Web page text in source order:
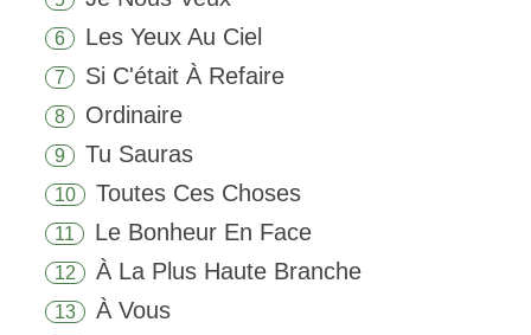
6 Les Yeux Au Ciel
7 Si C'était À Refaire
8 Ordinaire
9 Tu Sauras
10 Toutes Ces Choses
11 Le Bonheur En Face
12 À La Plus Haute Branche
13 À Vous